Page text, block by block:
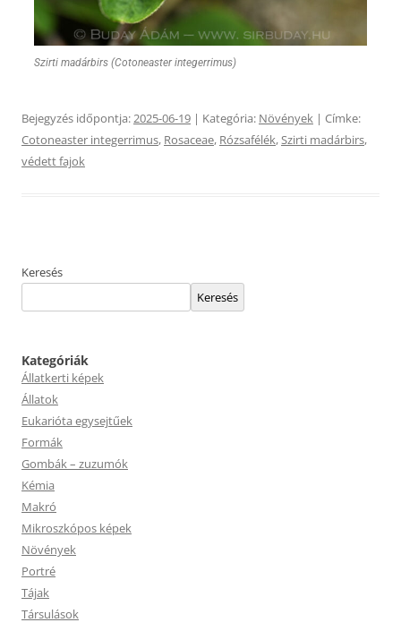
Szirti madárbirs (Cotoneaster integerrimus)
Bejegyzés időpontja:2025-06-19 | Kategória: Növények | Címke:
Cotoneaster integerrimus, Rosaceae, Rózsafélék,Szirti madárbirs,
védett fajok
Keresés
Keresés
Kategóriák
Állatkerti képek
Állatok
Eukarióta egysejtűek
Formák
Gombák – zuzumók
Kémia
Makró
Mikroszkópos képek
Növények
Portré
Tájak
Társulások